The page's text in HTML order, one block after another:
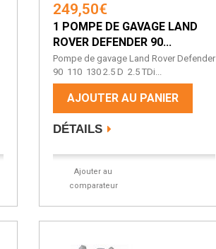
249,50€
1 POMPE DE GAVAGE LAND
ROVER DEFENDER 90...
Pompe de gavage Land Rover Defender
90 110 130 2.5 D 2.5 TDi...
AJOUTER AU PANIER
DÉTAILS
Ajouter au
comparateur